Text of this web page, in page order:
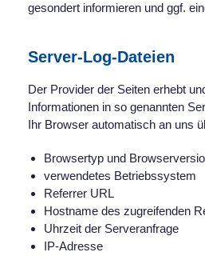
gesondert informieren und ggf.
Server-Log-Dateien
Der Provider der Seiten erhebt
Informationen in so genannten
Ihr Browser automatisch an uns
Browsertyp und
verwendetes Betriebssystem
Referrer URL
Hostname des zugreifenden
Uhrzeit der Serveranfrage
IP-Adresse